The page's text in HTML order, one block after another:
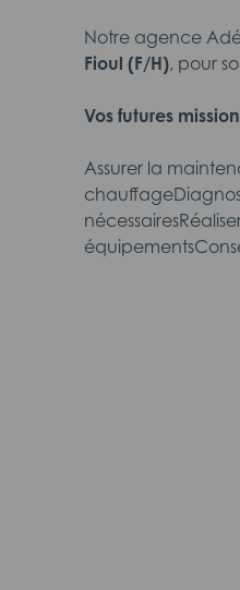
Notre agence
Fioul (F/H), pour
Vos futures
Assurer la